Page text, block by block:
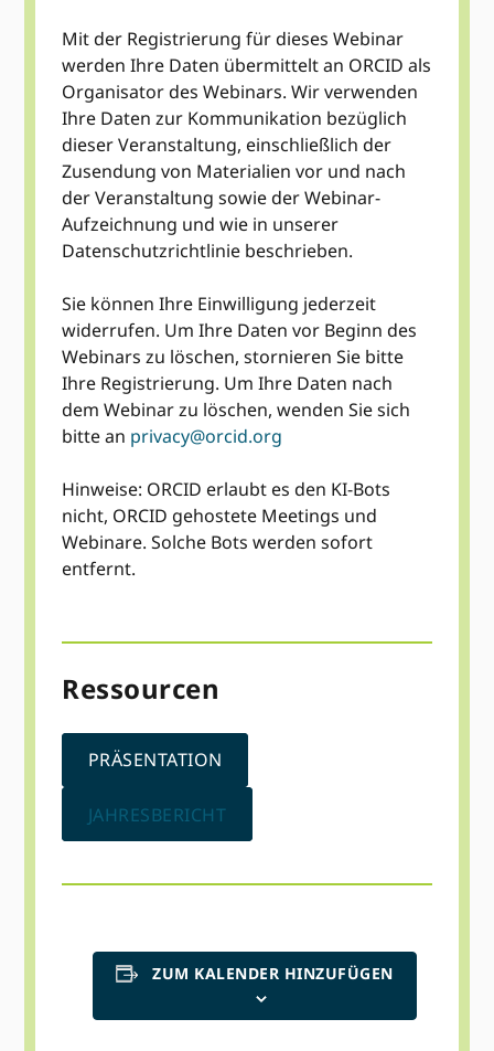
Mit der Registrierung für dieses Webinar
werden Ihre Daten übermittelt an ORCID als
Organisator des Webinars. Wir verwenden
Ihre Daten zur Kommunikation bezüglich
dieser Veranstaltung, einschließlich der
Zusendung von Materialien vor und nach
der Veranstaltung sowie der Webinar-
Aufzeichnung und wie in unserer
Datenschutzrichtlinie beschrieben.
Sie können Ihre Einwilligung jederzeit
widerrufen. Um Ihre Daten vor Beginn des
Webinars zu löschen, stornieren Sie bitte
Ihre Registrierung. Um Ihre Daten nach
dem Webinar zu löschen, wenden Sie sich
bitte an privacy@orcid.org
Hinweise: ORCID erlaubt es den KI-Bots
nicht, ORCID gehostete Meetings und
Webinare. Solche Bots werden sofort
entfernt.
Ressourcen
PRÄSENTATION
JAHRESBERICHT
ZUM KALENDER HINZUFÜGEN